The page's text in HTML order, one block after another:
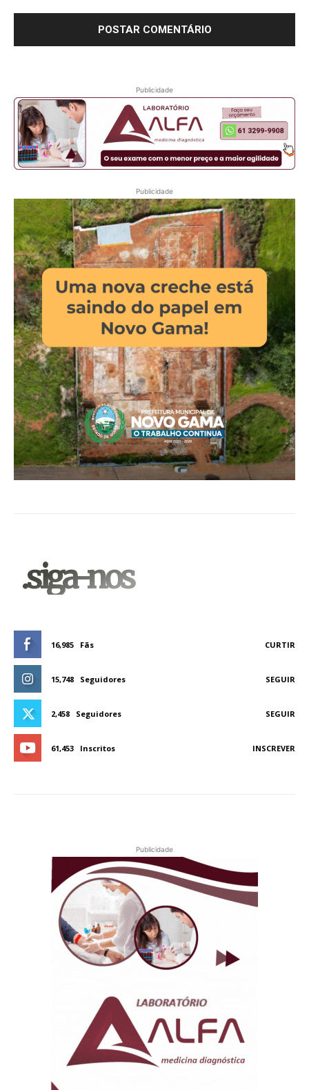
Publicidade
Publicidade
.siga-nos
16,985 Fãs CURTIR
15,748 Seguidores SEGUIR
2,458 Seguidores SEGUIR
61,453 Inscritos INSCREVER
Publicidade